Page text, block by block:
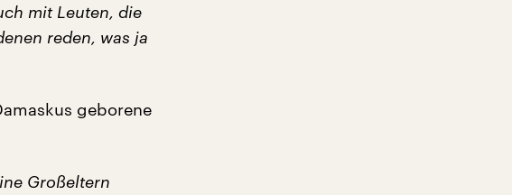
mit Leuten, die
reden, was ja
geborene
Großeltern